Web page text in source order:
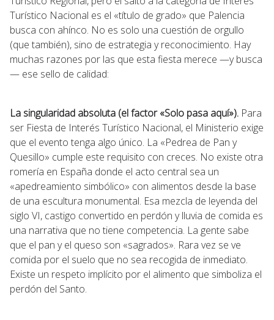
Turístico Nacional es el «título de grado» que Palencia
busca con ahínco. No es solo una cuestión de orgullo
(que también), sino de estrategia y reconocimiento. Hay
muchas razones por las que esta fiesta merece —y busca
— ese sello de calidad:
La singularidad absoluta (el factor «Solo pasa aquí»). Para
ser Fiesta de Interés Turístico Nacional, el Ministerio exige
que el evento tenga algo único. La «Pedrea de Pan y
Quesillo» cumple este requisito con creces. No existe otra
romería en España donde el acto central sea un
«apedreamiento simbólico» con alimentos desde la base
de una escultura monumental. Esa mezcla de leyenda del
siglo VI, castigo convertido en perdón y lluvia de comida es
una narrativa que no tiene competencia. La gente sabe
que el pan y el queso son «sagrados». Rara vez se ve
comida por el suelo que no sea recogida de inmediato.
Existe un respeto implícito por el alimento que simboliza el
perdón del Santo.